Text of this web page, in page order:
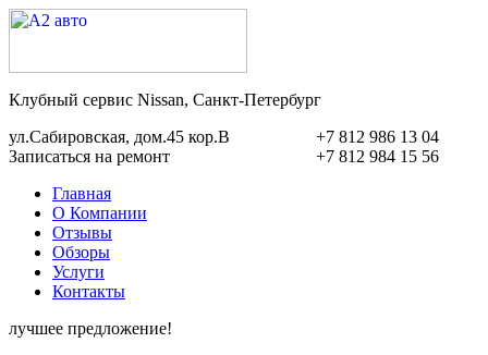
Клубный сервис Nissan, Санкт-Петербург
ул.Сабировская, дом.45 кор.В
+7 812 986 13 04
+7 812 984 15 56
Записаться на ремонт
Главная
О Компании
Отзывы
Обзоры
Услуги
Контакты
лучшее предложение!